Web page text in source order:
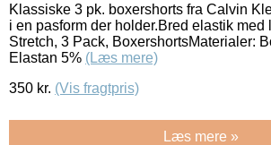
Klassiske 3 pk. boxershorts fra Calvin
i en pasform der holder.Bred elastik med
Stretch, 3 Pack, BoxershortsMaterialer:
Elastan 5% (Læs mere)
350 kr. (Vis fragtpris)
Læs mere »